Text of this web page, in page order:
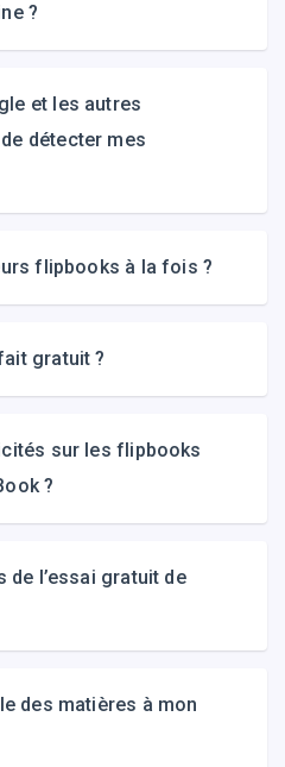
?
et les autres
détecter mes
flipbooks à la fois ?
gratuit ?
sur les flipbooks
?
de l’essai gratuit de
des matières à mon